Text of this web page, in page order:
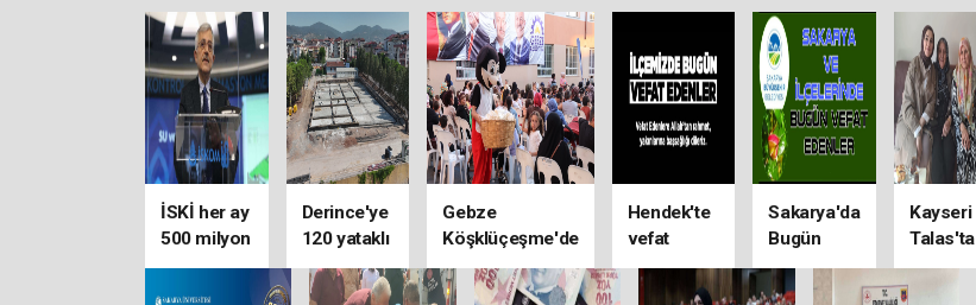
İSKİ her ay
500 milyon
lira açık
veriyor
Derince'ye
120 yataklı
sağlık
tesisi
Gebze
Köşklüçeşme'de
'açık hava' keyif
Hendek'te
vefat
edenler
Sakarya'da
Bugün
vefat
edenler( 7
Kayseri
Talas'ta
her kapı